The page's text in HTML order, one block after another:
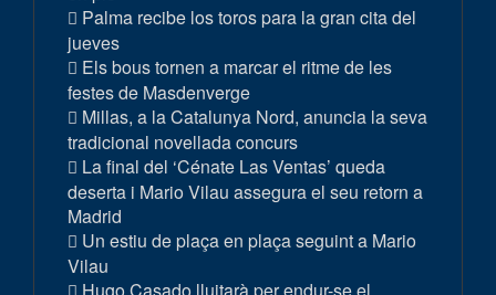
Palma recibe los toros para la gran cita del
jueves
Els bous tornen a marcar el ritme de les
festes de Masdenverge
Millas, a la Catalunya Nord, anuncia la seva
tradicional novellada concurs
La final del ‘Cénate Las Ventas’ queda
deserta i Mario Vilau assegura el seu retorn a
Madrid
Un estiu de plaça en plaça seguint a Mario
Vilau